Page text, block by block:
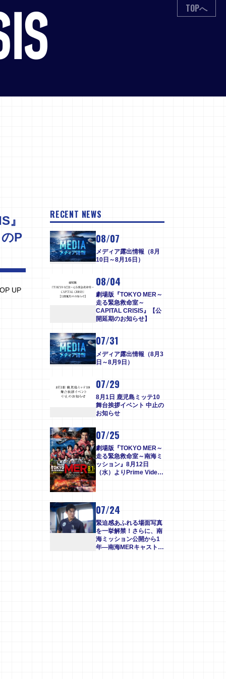
TOPへ
』
P
UP
RECENT NEWS
08/07
メディア露出情報（8月
10日～8月16日）
08/04
劇場版『TOKYO MER～
走る緊急救命室～
CAPITAL CRISIS』【公
開延期のお知らせ】
07/31
メディア露出情報（8月3
日～8月9日）
07/29
8月1日 鹿児島ミッテ10
舞台挨拶イベント 中止の
お知らせ
07/25
劇場版『TOKYO MER～
走る緊急救命室～南海ミ
ッション』8月12日
（水）よりPrime Video
にて見放題独占配信スタ
ート！
07/24
緊迫感あふれる場面写真
を一挙解禁！さらに、南
海ミッション公開から1
年―南海MERキャスト出